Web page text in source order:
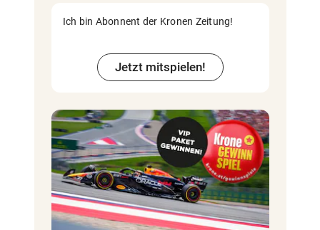
Ich bin Abonnent der Kronen Zeitung!
Jetzt mitspielen!